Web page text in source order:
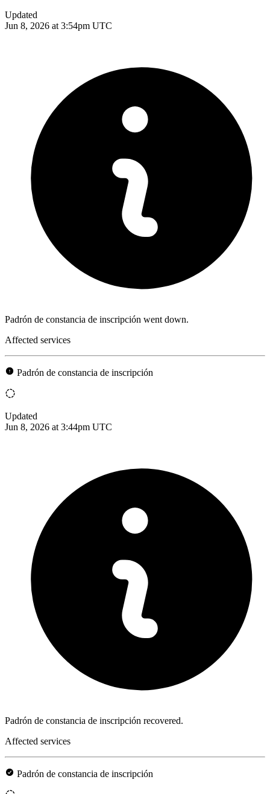
Updated
Jun 8, 2026 at 3:54pm UTC
Padrón de constancia de inscripción went down.
Affected services
Padrón de constancia de inscripción
Updated
Jun 8, 2026 at 3:44pm UTC
Padrón de constancia de inscripción recovered.
Affected services
Padrón de constancia de inscripción